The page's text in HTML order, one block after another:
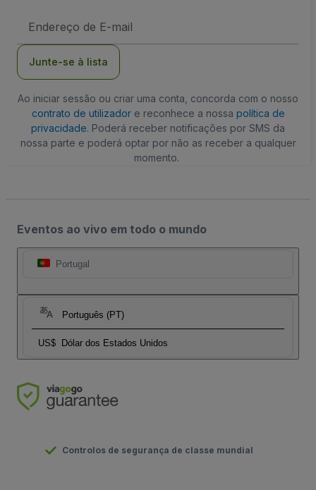
de
Junte-se à lista
Ao iniciar sessão ou criar uma conta, concorda com o nosso
contrato de utilizadore reconhece a nossa política de
privacidade. Poderá receber notificações por SMS da
nossa parte e poderá optar por não as receber a qualquer
momento.
Eventos ao vivo em todo o mundo
Portugal
Português (PT)
US$ Dólar dos Estados Unidos
Controlos de segurança de classe mundial